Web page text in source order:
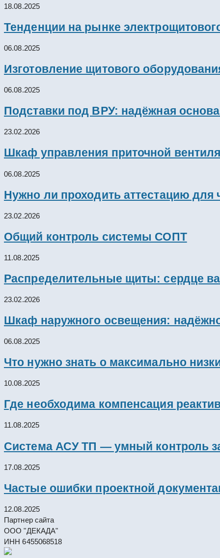
18.08.2025
Тенденции на рынке
06.08.2025
Изготовление щитового
06.08.2025
Подставки под ВРУ: надёжная
23.02.2026
Шкаф управления приточной
06.08.2025
Нужно ли проходить аттестацию для
23.02.2026
Общий контроль системы СОПТ
11.08.2025
Распределительные щиты: сердце
23.02.2026
Шкаф наружного освещения:
06.08.2025
Что нужно знать о максимально
10.08.2025
Где необходима компенсация
11.08.2025
Система АСУ ТП — умный контроль
17.08.2025
Частые ошибки проектной
12.08.2025
Партнер сайта
ООО "ДЕКАДА"
ИНН 6455068518